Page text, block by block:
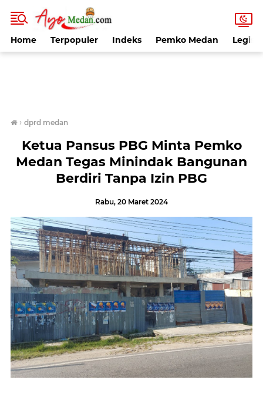
Home Terpopuler Indeks Pemko Medan
› dprd medan
Ketua Pansus PBG Minta Pemko
Medan Tegas Minindak Bangunan
Berdiri Tanpa Izin PBG
Rabu, 20 Maret 2024